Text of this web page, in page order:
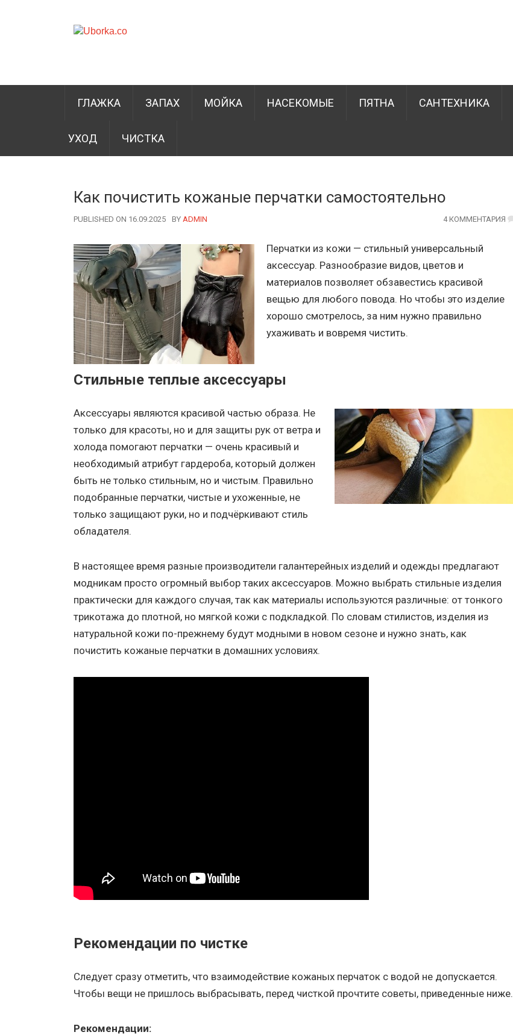
ГЛАЖКА ЗАПАХ МОЙКА НАСЕКОМЫЕ ПЯТНА САНТЕХНИКА
УХОД ЧИСТКА
Как почистить кожаные перчатки самостоятельно
PUBLISHED ON 16.09.2025 BY AUTHOR
ADMIN 4 КОММЕНТАРИЯ
Перчатки из кожи — стильный универсальный
аксессуар. Разнообразие видов, цветов и
материалов позволяет обзавестись красивой
вещью для любого повода. Но чтобы это изделие
хорошо смотрелось, за ним нужно правильно
ухаживать и вовремя чистить.
Стильные теплые аксессуары
Аксессуары являются красивой частью образа. Не
только для красоты, но и для защиты рук от ветра и
холода помогают перчатки — очень красивый и
необходимый атрибут гардероба, который должен
быть не только стильным, но и чистым. Правильно
подобранные перчатки, чистые и ухоженные, не
только защищают руки, но и подчёркивают стиль
обладателя.
В настоящее время разные производители галантерейных изделий и одежды предлагают
модникам просто огромный выбор таких аксессуаров. Можно выбрать стильные изделия
практически для каждого случая, так как материалы используются различные: от тонкого
трикотажа до плотной, но мягкой кожи с подкладкой. По словам стилистов, изделия из
натуральной кожи по-прежнему будут модными в новом сезоне и нужно знать, как
почистить кожаные перчатки в домашних условиях.
Рекомендации по чистке
Следует сразу отметить, что взаимодействие кожаных перчаток с водой не допускается.
Чтобы вещи не пришлось выбрасывать, перед чисткой прочтите советы, приведенные ниже.
Рекомендации: